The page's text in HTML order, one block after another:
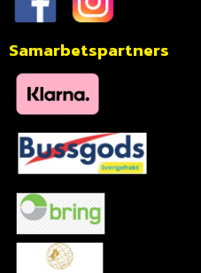
Samarbetspartners